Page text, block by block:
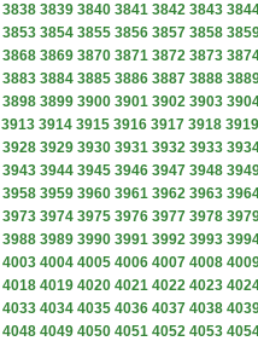
3838 3839 3840 3841 3842 3843
3853 3854 3855 3856 3857 3858
3868 3869 3870 3871 3872 3873
3883 3884 3885 3886 3887 3888
3898 3899 3900 3901 3902 3903
3913 3914 3915 3916 3917 3918 3919
3928 3929 3930 3931 3932 3933
3943 3944 3945 3946 3947 3948
3958 3959 3960 3961 3962 3963
3973 3974 3975 3976 3977 3978
3988 3989 3990 3991 3992 3993
4003 4004 4005 4006 4007 4008
4018 4019 4020 4021 4022 4023
4033 4034 4035 4036 4037 4038
4048 4049 4050 4051 4052 4053